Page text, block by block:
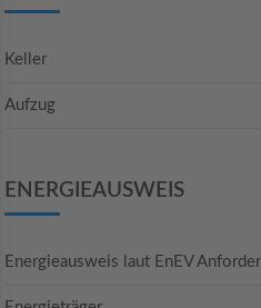
Keller
Aufzug
ENERGIEAUSWEIS
Energieausweis laut EnEV